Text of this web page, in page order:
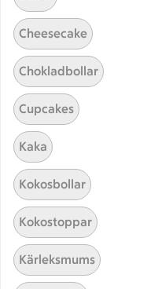
Hittade
Testa att söka på
Knäck
Cheesecake
Chokladbollar
Cupcakes
Kaka
Kokosbollar
Kokostoppar
Kärleksmums